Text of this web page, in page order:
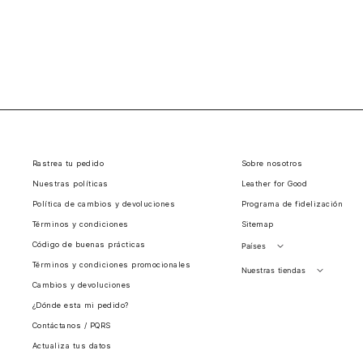
Rastrea tu pedido
Nuestras políticas
Política de cambios y devoluciones
Términos y condiciones
Código de buenas prácticas
Términos y condiciones promocionales
Cambios y devoluciones
¿Dónde esta mi pedido?
Contáctanos / PQRS
Actualiza tus datos
Sobre nosotros
Leather for Good
Programa de fidelización
Sitemap
Países
Perú
Nuestras tiendas